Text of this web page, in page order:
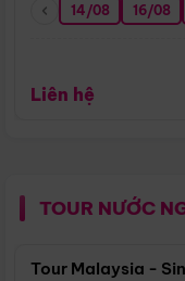
14/08 16/08
Liên hệ
TOUR NƯỚC
Tour Malaysia -